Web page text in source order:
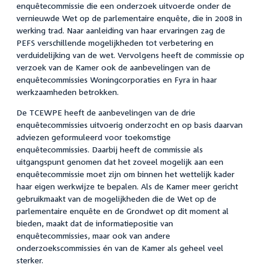
enquêtecommissie die een onderzoek uitvoerde onder de
vernieuwde Wet op de parlementaire enquête, die in 2008 in
werking trad. Naar aanleiding van haar ervaringen zag de
PEFS verschillende mogelijkheden tot verbetering en
verduidelijking van de wet. Vervolgens heeft de commissie op
verzoek van de Kamer ook de aanbevelingen van de
enquêtecommissies Woningcorporaties en Fyra in haar
werkzaamheden betrokken.
De TCEWPE heeft de aanbevelingen van de drie
enquêtecommissies uitvoerig onderzocht en op basis daarvan
adviezen geformuleerd voor toekomstige
enquêtecommissies. Daarbij heeft de commissie als
uitgangspunt genomen dat het zoveel mogelijk aan een
enquêtecommissie moet zijn om binnen het wettelijk kader
haar eigen werkwijze te bepalen. Als de Kamer meer gericht
gebruikmaakt van de mogelijkheden die de Wet op de
parlementaire enquête en de Grondwet op dit moment al
bieden, maakt dat de informatiepositie van
enquêtecommissies, maar ook van andere
onderzoekscommissies én van de Kamer als geheel veel
sterker.